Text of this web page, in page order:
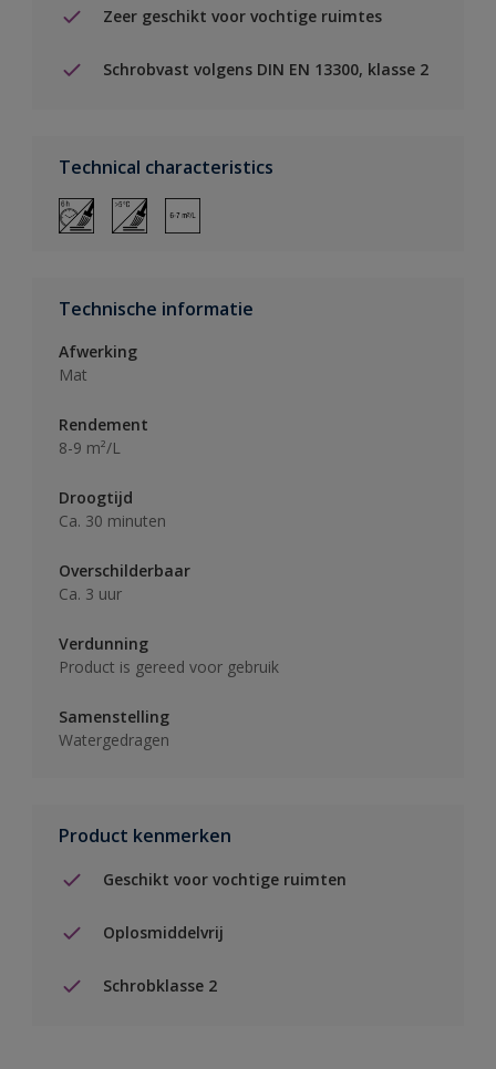
Zeer geschikt voor vochtige ruimtes
Schrobvast volgens DIN EN 13300, klasse 2
Technical characteristics
Technische informatie
Afwerking
Mat
Rendement
8-9 m²/L
Droogtijd
Ca. 30 minuten
Overschilderbaar
Ca. 3 uur
Verdunning
Product is gereed voor gebruik
Samenstelling
Watergedragen
Product kenmerken
Geschikt voor vochtige ruimten
Oplosmiddelvrij
Schrobklasse 2